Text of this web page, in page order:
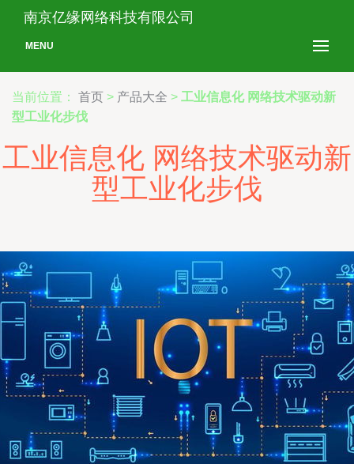
南京亿缘网络科技有限公司
MENU
当前位置： 首页 > 产品大全 > 工业信息化 网络技术驱动新
型工业化步伐
工业信息化 网络技术驱动新
型工业化步伐